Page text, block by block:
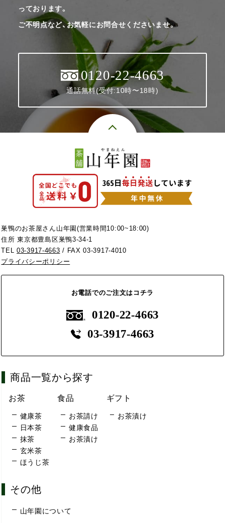
っております。
ご不明点など、お気軽にお問合せくださいませ。
0120-22-4663
通話無料(受付:10時〜18時)
巣鴨のお茶屋さん山年園(営業時間10:00~18:00)
住所 東京都豊島区巣鴨3-34-1
TEL03-3917-4663 / FAX 03-3917-4010
プライバシーポリシー
お電話でのご注文はコチラ
0120-22-4663
03-3917-4663
商品一覧から探す
お茶
健康茶
日本茶
抹茶
玄米茶
ほうじ茶
食品
お茶請け
健康食品
お茶漬け
ギフト
お茶漬け
その他
山年園について